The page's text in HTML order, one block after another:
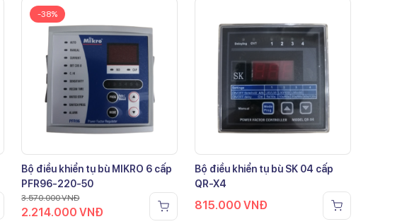
-38%
Bộ điều khiển tụ bù MIKRO 6 cấp
PFR96-220-50
3.570.000VNĐ
2.214.000VNĐ
Bộ điều khiển tụ bù SK 04 cấp
QR-X4
815.000VNĐ